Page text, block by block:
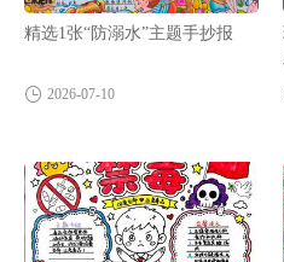
精选1张“防溺水”主题手抄报
2026-07-10